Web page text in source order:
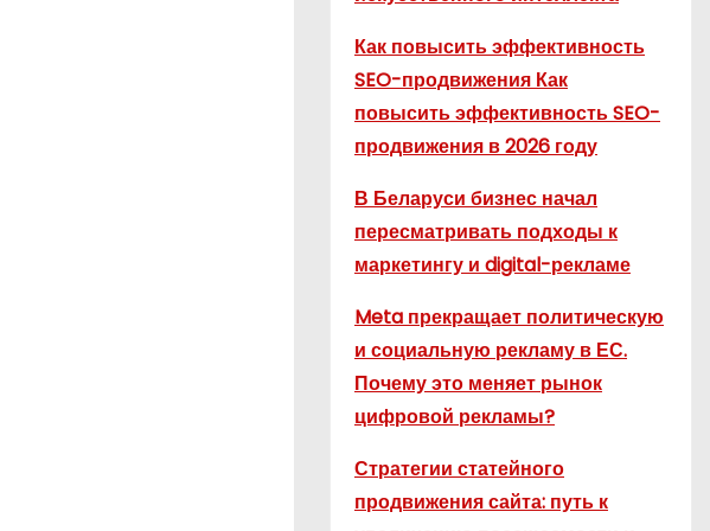
Как повысить эффективность
SEO-продвижения Как
повысить эффективность SEO-
продвижения в 2026 году
В Беларуси бизнес начал
пересматривать подходы к
маркетингу и digital-рекламе
Meta прекращает политическую
и социальную рекламу в ЕС.
Почему это меняет рынок
цифровой рекламы?
Стратегии статейного
продвижения сайта: путь к